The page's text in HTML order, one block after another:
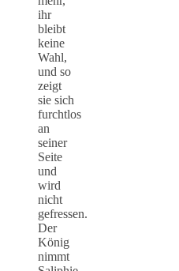
ihr
bleibt
keine
Wahl,
und so
zeigt
sie sich
furchtlos
an
seiner
Seite
und
wird
nicht
gefressen.
Der
König
nimmt